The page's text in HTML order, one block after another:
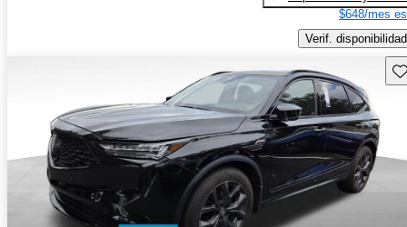
$648/mes
Verif. disponibilidad